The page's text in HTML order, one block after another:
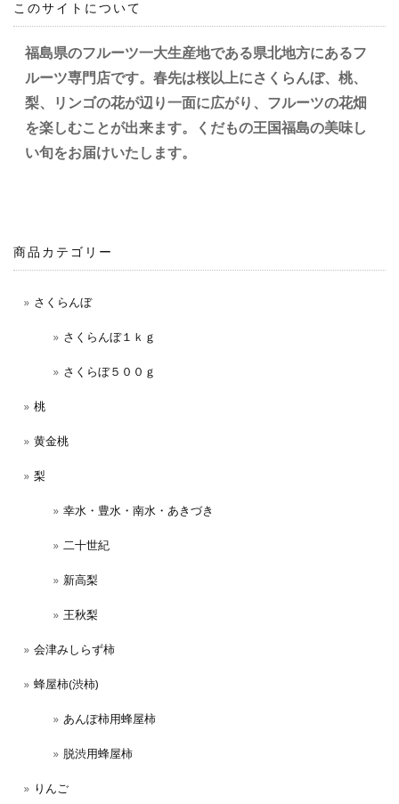
このサイトについて
福島県のフルーツ一大生産地である県北地方にあるフ
ルーツ専門店です。春先は桜以上にさくらんぼ、桃、
梨、リンゴの花が辺り一面に広がり、フルーツの花畑
を楽しむことが出来ます。くだもの王国福島の美味し
い旬をお届けいたします。
商品カテゴリー
さくらんぼ
さくらんぼ１ｋｇ
さくらぼ５００ｇ
桃
黄金桃
梨
幸水・豊水・南水・あきづき
二十世紀
新高梨
王秋梨
会津みしらず柿
蜂屋柿(渋柿)
あんぽ柿用蜂屋柿
脱渋用蜂屋柿
りんご